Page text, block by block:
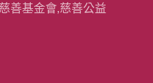
善基金會,慈善公益